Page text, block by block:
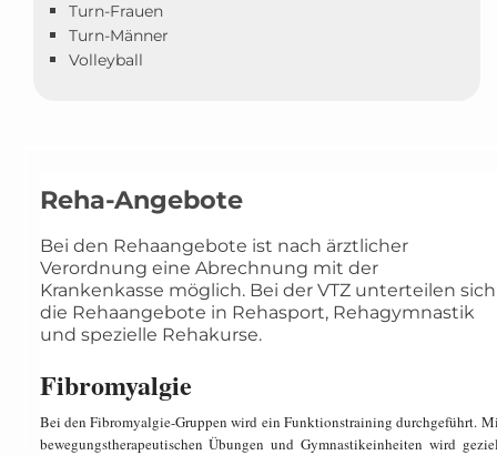
Turn-Frauen
Turn-Männer
Volleyball
Reha-Angebote
Bei den Rehaangebote ist nach ärztlicher
Verordnung eine Abrechnung mit der
Krankenkasse möglich. Bei der VTZ unterteilen sich
die Rehaangebote in Rehasport, Rehagymnastik
und spezielle Rehakurse.
Fibromyalgie
Bei den Fibromyalgie-Gruppen wird ein Funktionstraining durchgeführt.
bewegungstherapeutischen Übungen und Gymnastikeinheiten wird